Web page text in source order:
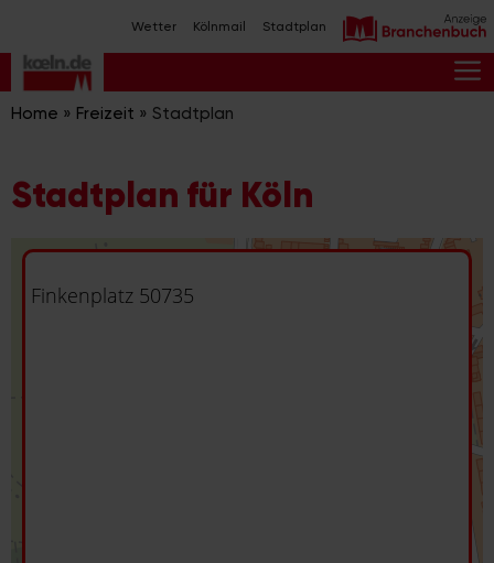
Inhalt
springen
Wetter Kölnmail Stadtplan
Home » Freizeit » Stadtplan
Stadtplan für Köln